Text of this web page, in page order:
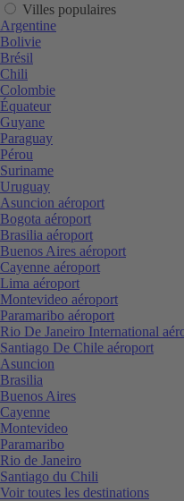
Villes populaires
Argentine
Bolivie
Brésil
Chili
Colombie
Équateur
Guyane
Paraguay
Pérou
Suriname
Uruguay
Asuncion aéroport
Bogota aéroport
Brasilia aéroport
Buenos Aires aéroport
Cayenne aéroport
Lima aéroport
Montevideo aéroport
Paramaribo aéroport
Rio De Janeiro International
Santiago De Chile aéroport
Asuncion
Brasilia
Buenos Aires
Cayenne
Montevideo
Paramaribo
Rio de Janeiro
Santiago du Chili
Voir toutes les destinations